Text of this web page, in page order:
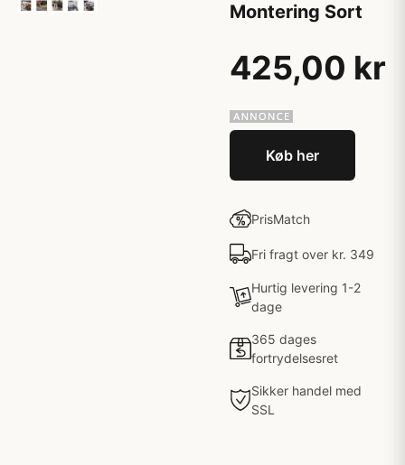
Montering Sort
425,00 kr
Køb her
PrisMatch
Fri fragt over kr. 349
Hurtig levering 1-2
dage
365 dages
fortrydelsesret
Sikker handel med
SSL